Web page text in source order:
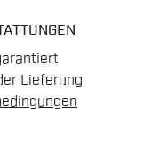
Lieferung